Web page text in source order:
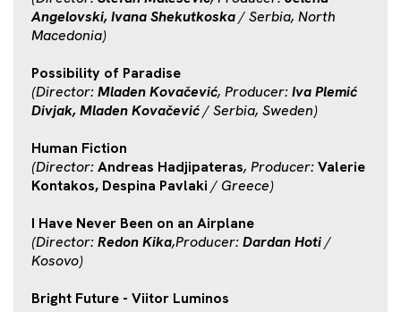
Angelovski, Ivana Shekutkoska/ Serbia, North
Macedonia)
Possibility of Paradise
(Director:Mladen Kovačević, Producer:Iva Plemić
Divjak, Mladen Kovačević/ Serbia, Sweden)
Human Fiction
(Director:Andreas Hadjipateras, Producer:Valerie
Kontakos, Despina Pavlaki / Greece)
I Have Never Been on an Airplane
(Director:Redon Kika,Producer:Dardan Hoti/
Kosovo)
Bright Future - Viitor Luminos